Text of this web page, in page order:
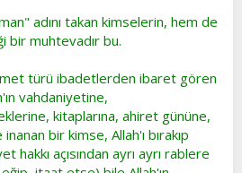
adını takan kimselerin, hem de
bir muhtevadır bu.
türü ibadetlerden ibaret gören
vahdaniyetine,
kitaplarına, ahiret gününe,
bir kimse, Allah'ı bırakıp
hakkı açısından ayrı ayrı rablere